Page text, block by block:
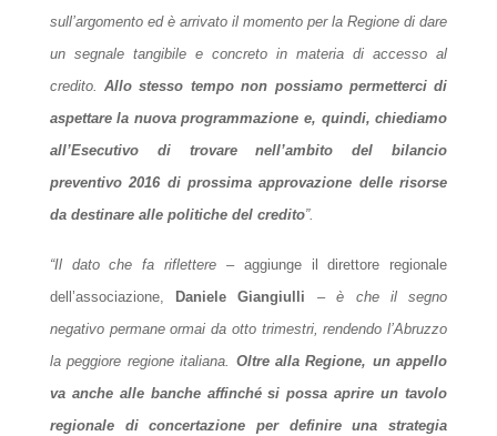
sull’argomento ed è arrivato il momento per la Regione di dare
un segnale tangibile e concreto in materia di accesso al
credito.Allo stesso tempo non possiamo permetterci di
aspettare la nuova programmazione e, quindi, chiediamo
all’Esecutivo di trovare nell’ambito del bilancio
preventivo 2016 di prossima approvazione delle risorse
da destinare alle politiche del credito”.
“Il dato che fa riflettere – aggiunge il direttore regionale
dell’associazione,
Daniele Giangiulli – è che il segno
negativo permane ormai da otto trimestri, rendendo l’Abruzzo
la peggiore regione italiana. Oltre alla Regione, un appello
va anche alle banche affinché si possa aprire un tavolo
regionale di concertazione per definire una strategia